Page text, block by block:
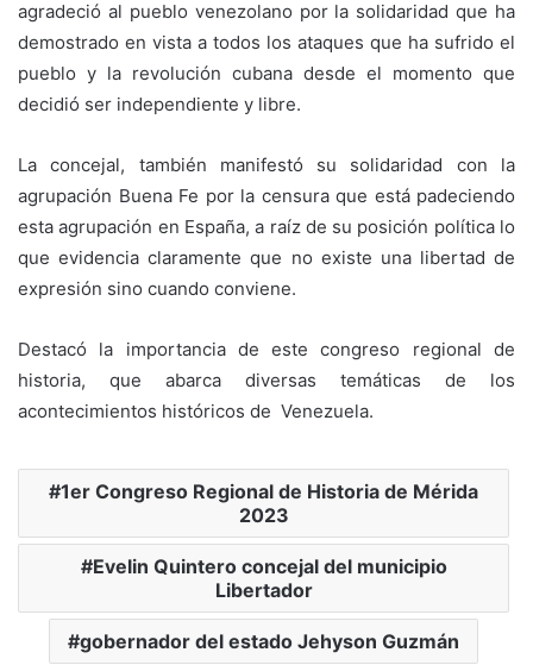
agradeció al pueblo venezolano por la solidaridad que ha
demostrado en vista a todos los ataques que ha sufrido el
pueblo y la revolución cubana desde el momento que
decidió ser independiente y libre.
La concejal, también manifestó su solidaridad con la
agrupación Buena Fe por la censura que está padeciendo
esta agrupación en España, a raíz de su posición política lo
que evidencia claramente que no existe una libertad de
expresión sino cuando conviene.
Destacó la importancia de este congreso regional de
historia, que abarca diversas temáticas de los
acontecimientos históricos de Venezuela.
1er Congreso Regional de Historia de Mérida
2023
Evelin Quintero concejal del municipio
Libertador
gobernador del estado Jehyson Guzmán